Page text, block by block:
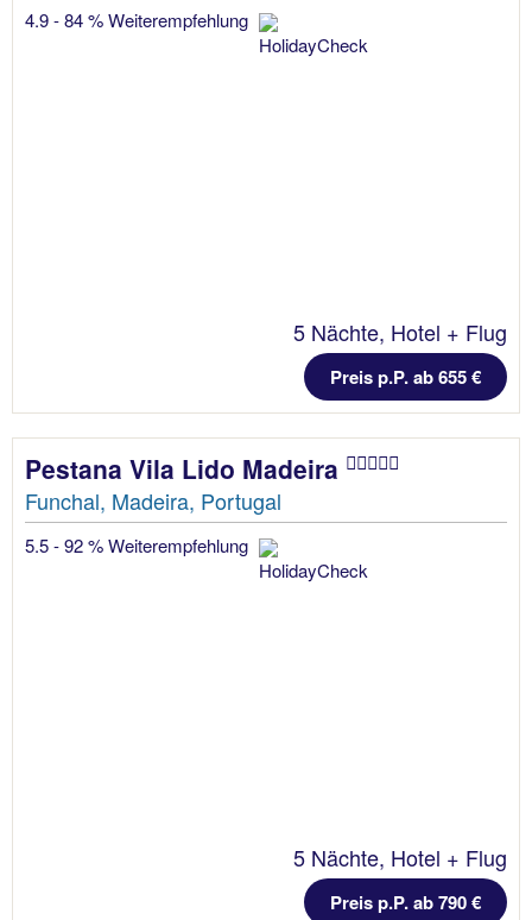
4.9 - 84 % Weiterempfehlung
5 Nächte, Hotel + Flug
Preis p.P. ab 655 €
Pestana Vila Lido Madeira
Funchal, Madeira, Portugal
5.5 - 92 % Weiterempfehlung
5 Nächte, Hotel + Flug
Preis p.P. ab 790 €